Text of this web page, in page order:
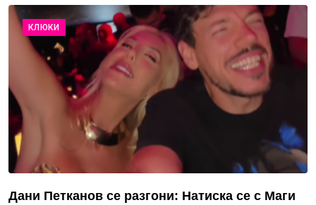
КЛЮКИ
Дани Петканов се разгони: Натиска се с Маги